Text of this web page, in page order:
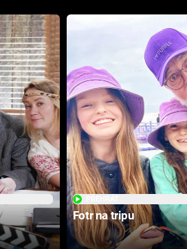
Fotr na tripu